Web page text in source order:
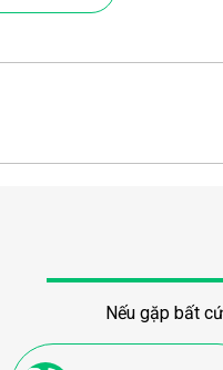
Nếu gặp bất